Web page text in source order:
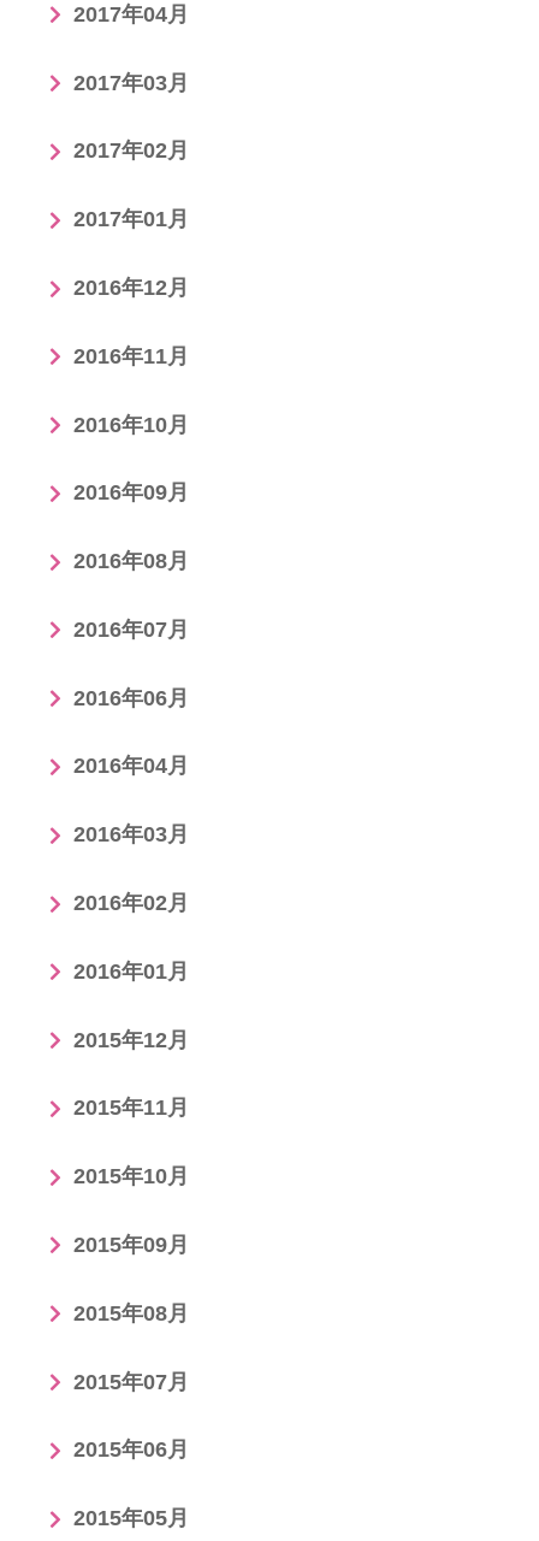
2017年04月
2017年03月
2017年02月
2017年01月
2016年12月
2016年11月
2016年10月
2016年09月
2016年08月
2016年07月
2016年06月
2016年04月
2016年03月
2016年02月
2016年01月
2015年12月
2015年11月
2015年10月
2015年09月
2015年08月
2015年07月
2015年06月
2015年05月